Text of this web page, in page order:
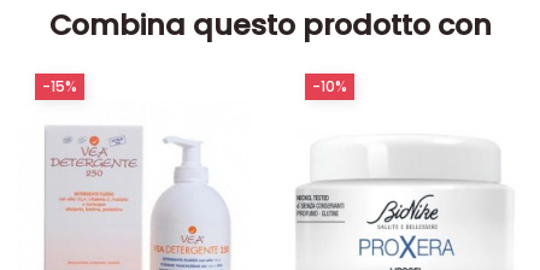
Combina questo prodotto con
-15% -10%